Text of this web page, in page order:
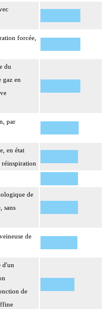
forcée,
du
gaz en
par
en état
réinspiration
de
sans
de
d'un
de